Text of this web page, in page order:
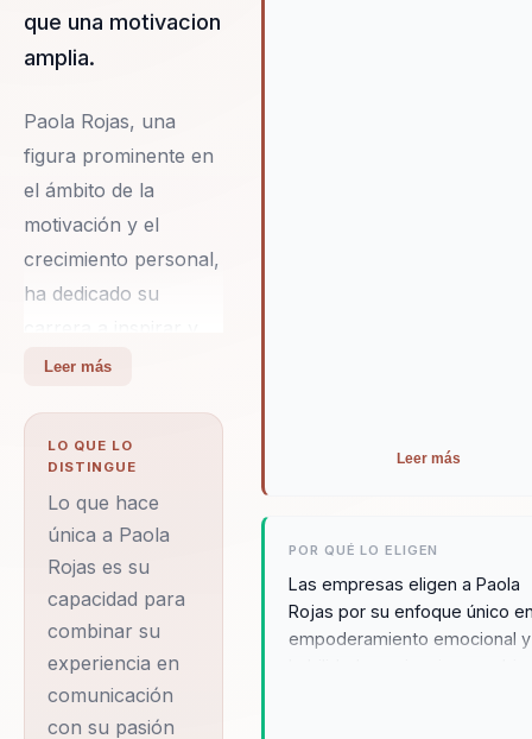
que una motivacion
amplia.
Paola Rojas, una
figura prominente en
el ámbito de la
motivación y el
crecimiento personal,
ha dedicado su
empoderar a
organizaciones. Con
más de 15 años de
experiencia en
medios de
comunicación como
RCN Radio y Todelar,
Paola ha trasladado
su habilidad para
conectar con las
Leer más
LO QUE LO
DISTINGUE
Lo que hace
única a Paola
Rojas es su
capacidad para
combinar su
experiencia en
comunicación
con su pasión
Leer más
POR QUÉ LO ELIGEN
Las empresas eligen a Paola
Rojas por su enfoque único
empoderamiento emocional